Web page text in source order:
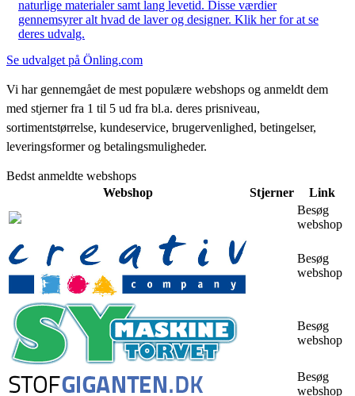
naturlige materialer samt lang levetid. Disse værdier
gennemsyrer alt hvad de laver og designer. Klik her for at se
deres udvalg.
Se udvalget på Önling.com
Vi har gennemgået de mest populære webshops og anmeldt dem
med stjerner fra 1 til 5 ud fra bl.a. deres prisniveau,
sortimentstørrelse, kundeservice, brugervenlighed, betingelser,
leveringsformer og betalingsmuligheder.
Bedst anmeldte webshops
Webshop
Stjerner
Link
Besøg
webshop
Besøg
webshop
Besøg
webshop
Besøg
webshop